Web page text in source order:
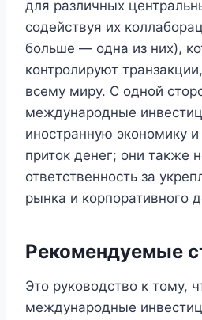
для различных
содействуя их
больше — одна из них),
контролируют
всему миру. С одной
международные
иностранную экономику
приток денег; они также
ответственность за
рынка и корпоративного
Рекомендуемые
Это руководство к тому,
международные